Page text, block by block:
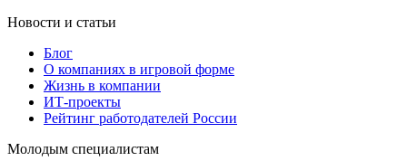
Новости и статьи
Блог
О компаниях в игровой форме
Жизнь в компании
ИТ-проекты
Рейтинг работодателей России
Молодым специалистам